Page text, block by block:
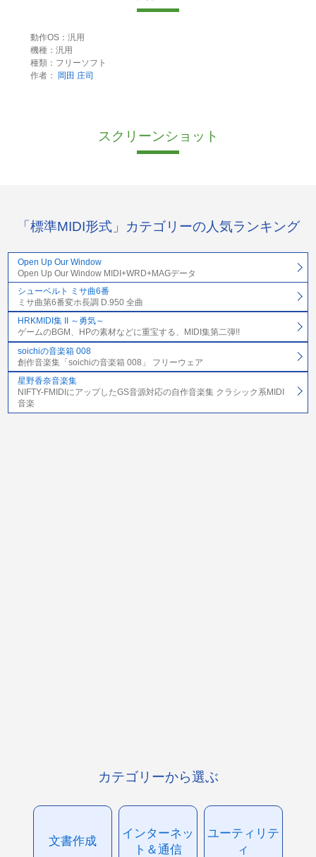
動作OS：汎用
機種：汎用
種類：フリーソフト
作者：
岡田 庄司
スクリーンショット
「標準MIDI形式」カテゴリーの人気ランキング
Open Up Our Window
Open Up Our Window MIDI+WRD+MAGデータ
シューベルト ミサ曲6番
ミサ曲第6番変ホ長調 D.950 全曲
HRKMIDI集 II ～勇気～
ゲームのBGM、HPの素材などに重宝する、MIDI集第二弾!!
soichiの音楽箱 008
創作音楽集「soichiの音楽箱 008」 フリーウェア
星野香奈音楽集
NIFTY-FMIDIにアップしたGS音源対応の自作音楽集 クラシック系MIDI
音楽
カテゴリーから選ぶ
文書作成
インターネッ
ト＆通信
ユーティリテ
ィ